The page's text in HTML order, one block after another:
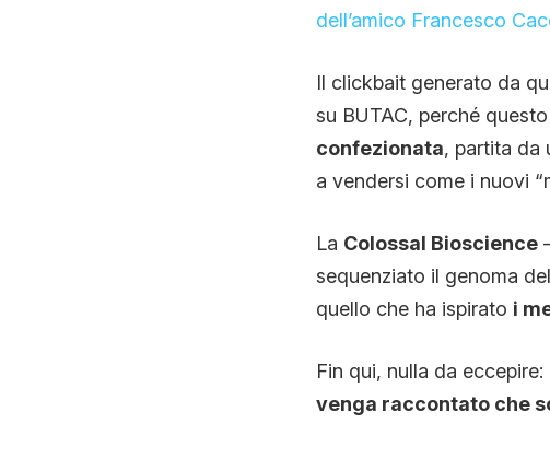
dell’amico Francesco
Il clickbait generato da
su BUTAC, perché
confezionata, partita da
a vendersi come i nuovi
La Colossal Bioscience
sequenziato il genoma
quello che ha ispirato i
Fin qui, nulla da
venga raccontato che